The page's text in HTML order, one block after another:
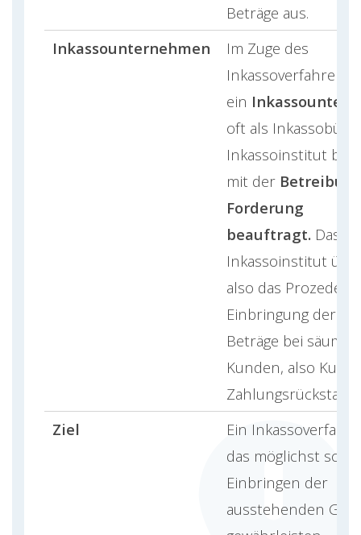
Beträge aus.
Inkassounternehmen
Im Zuge des
Inkassoverfahrens
ein
oft als
Inkassoinstitut
mit der
Forderung
beauftragt. Das
Inkassoinstitut
also das
Einbringung der
Beträge bei
Kunden, also
Zahlungsrückstand.
Ziel
Ein
das möglichst
Einbringen der
ausstehenden